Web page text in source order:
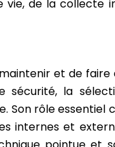
vie, de la collecte
et de faire
sécurité, la
Son rôle essentiel
internes et